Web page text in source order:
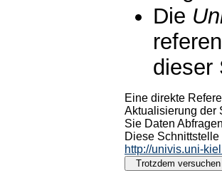
Die
dieser
Eine direkte
Aktualisierung der
Sie Daten
Diese
http://univis.uni-